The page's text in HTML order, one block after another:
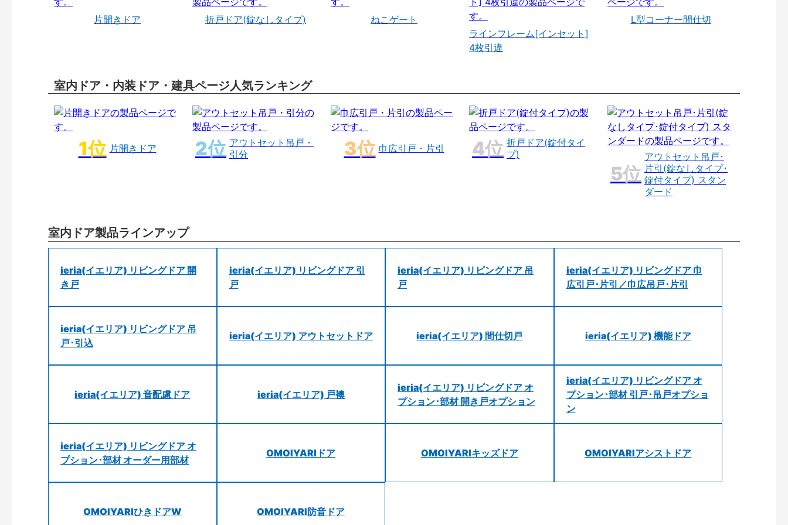
片開きドア 折戸ドア(錠なしタイプ)
ねこゲート
ラインフレーム[インセット]
4枚引違
L型コーナー間仕切
室内ドア・内装ドア・建具ページ人気ランキング
片開きドア
アウトセット吊戸・
引分
巾広引戸・片引
折戸ドア(錠付タイ
プ)
アウトセット吊戸･
片引(錠なしタイプ･
錠付タイプ) スタン
ダード
室内ドア製品ラインアップ
ieria(イエリア) リビングドア 開
き戸
ieria(イエリア) リビングドア 引
戸
ieria(イエリア) リビングドア 吊
戸
ieria(イエリア) リビングドア 巾
広引戸･片引／巾広吊戸･片引
ieria(イエリア) リビングドア 吊
戸･引込
ieria(イエリア) アウトセットドア ieria(イエリア) 間仕切戸 ieria(イエリア) 機能ドア
ieria(イエリア) 音配慮ドア ieria(イエリア) 戸襖
ieria(イエリア) リビングドア オ
プション･部材 開き戸オプション
ieria(イエリア) リビングドア オ
プション･部材 引戸･吊戸オプショ
ン
ieria(イエリア) リビングドア オ
プション･部材 オーダー用部材
OMOIYARIドア OMOIYARIキッズドア OMOIYARIアシストドア
OMOIYARIひきドアW OMOIYARI防音ドア